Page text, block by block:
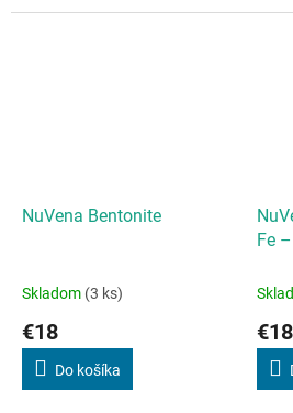
poruchami.100 % prírodné...
NuVena Bentonite
Skladom (3 ks)
€18
Do košíka
Fe
€18